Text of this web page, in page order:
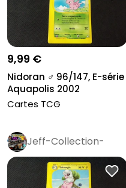
9,99 €
Nidoran ♂ 96/147, E-série
Aquapolis 2002
Cartes TCG
Jeff-Collection-
Rétro Pro